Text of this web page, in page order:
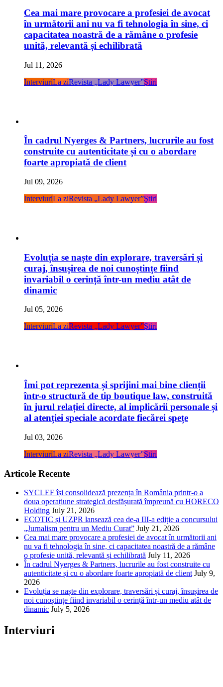
Cea mai mare provocare a profesiei de avocat
în următorii ani nu va fi tehnologia în sine, ci
capacitatea noastră de a rămâne o profesie
unită, relevantă și echilibrată
Jul 11, 2026
InterviuriLa ziRevista „Lady Lawyer”Ştiri
În cadrul Nyerges & Partners, lucrurile au fost
construite cu autenticitate și cu o abordare
foarte apropiată de client
Jul 09, 2026
InterviuriLa ziRevista „Lady Lawyer”Ştiri
Evoluția se naște din explorare, traversări și
curaj, însușirea de noi cunoștințe fiind
invariabil o cerință într-un mediu atât de
dinamic
Jul 05, 2026
InterviuriLa ziRevista „Lady Lawyer”Ştiri
Îmi pot reprezenta și sprijini mai bine clienții
într-o structură de tip boutique law, construită
în jurul relației directe, al implicării personale și
al atenției speciale acordate fiecărei spețe
Jul 03, 2026
InterviuriLa ziRevista „Lady Lawyer”Ştiri
Articole Recente
SYCLEF își consolidează prezența în România printr-o a
doua operațiune strategică desfășurată împreună cu HORECO
Holding July 21, 2026
ECOTIC și UZPR lansează cea de-a III-a ediție a concursului
„Jurnalism pentru un Mediu Curat” July 21, 2026
Cea mai mare provocare a profesiei de avocat în următorii ani
nu va fi tehnologia în sine, ci capacitatea noastră de a rămâne
o profesie unită, relevantă și echilibrată July 11, 2026
În cadrul Nyerges & Partners, lucrurile au fost construite cu
autenticitate și cu o abordare foarte apropiată de client July 9,
2026
Evoluția se naște din explorare, traversări și curaj, însușirea de
noi cunoștințe fiind invariabil o cerință într-un mediu atât de
dinamic July 5, 2026
Interviuri